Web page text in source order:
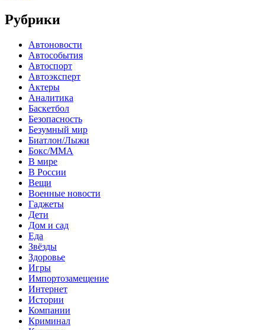
Рубрики
Автоновости
Автособытия
Автоспорт
Автоэксперт
Актеры
Аналитика
Баскетбол
Безопасность
Безумный мир
Биатлон/Лыжи
Бокс/MMA
В мире
В России
Вещи
Военные новости
Гаджеты
Дети
Дом и сад
Еда
Звёзды
Здоровье
Игры
Импортозамещение
Интернет
Истории
Компании
Криминал